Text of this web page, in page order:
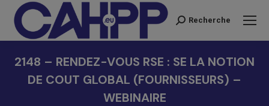
Recherche
Recherche
2148 – RENDEZ-VOUS RSE : SE LA NOTION
DE COUT GLOBAL (FOURNISSEURS) –
WEBINAIRE